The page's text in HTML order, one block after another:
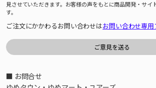
見させていただきます。お客様の声をもとに商品開発・サイ
す。
ご注文にかかわるお問い合わせはお問い合わせ専用
■ お問合せ